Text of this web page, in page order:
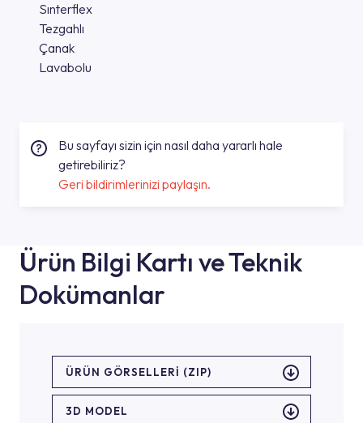
Sınterflex
Tezgahlı
Çanak
Lavabolu
Bu sayfayı sizin için nasıl daha yararlı hale
getirebiliriz?
Geri bildirimlerinizi paylaşın.
Ürün Bilgi Kartı ve Teknik
Dokümanlar
ÜRÜN GÖRSELLERI (ZIP)
3D MODEL